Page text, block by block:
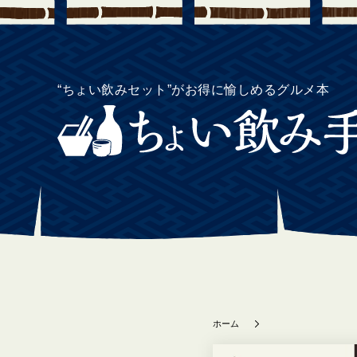
“ちょい飲みセット”がお得に愉しめるグルメ本
ホーム